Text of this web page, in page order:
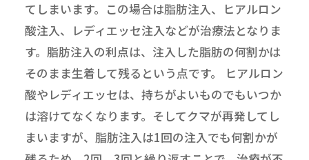
てしまいます。この場合は脂肪注入、ヒアルロン
酸注入、レディエッセ注入などが治療法となりま
す。脂肪注入の利点は、注入した脂肪の何割かは
そのまま生着して残るという点です。 ヒアルロン
酸やレディエッセは、持ちがよいものでもいつか
は溶けてなくなります。そしてクマが再発してし
まいますが、脂肪注入は1回の注入でも何割かが